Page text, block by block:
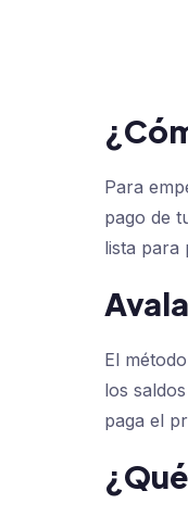
Para
pago de
lista para
El
los
paga el